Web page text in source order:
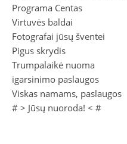
Programa Centas
Virtuvės baldai
Fotografai jūsų šventei
Pigus skrydis
Trumpalaikė nuoma
igarsinimo paslaugos
Viskas namams, paslaugos
# > Jūsų nuoroda! < #